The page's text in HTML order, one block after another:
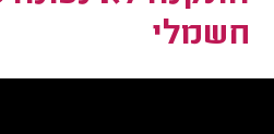
חשמלי